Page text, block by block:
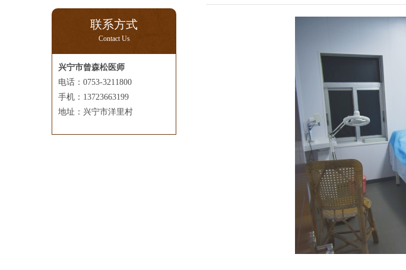
联系方式
Contact Us
兴宁市曾森松医师
电话：0753-3211800
手机：13723663199
地址：兴宁市洋里村